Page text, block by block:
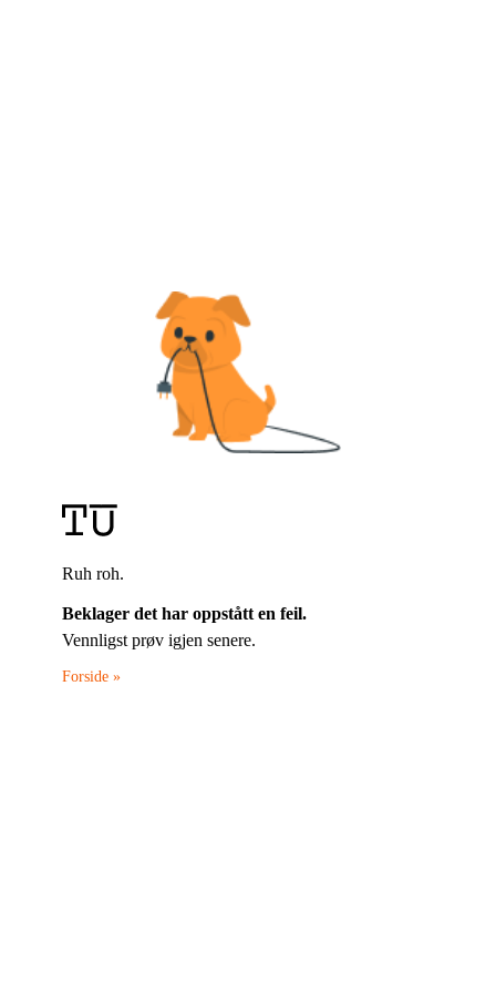
Ruh roh.
Beklager det har oppstått en feil.
Vennligst prøv igjen senere.
Forside »